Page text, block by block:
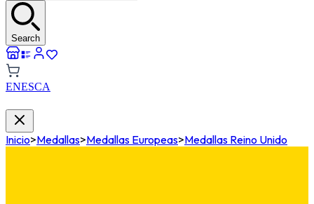
Search
ENESCA
Inicio>Medallas>Medallas Europeas>Medallas Reino Unido